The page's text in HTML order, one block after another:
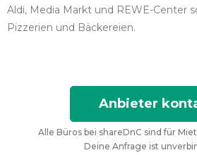
Aldi, Media Markt und REWE-Center
Pizzerien und Bäckereien.
Anbieter
Alle Büros bei shareDnC sind für
Deine Anfrage ist